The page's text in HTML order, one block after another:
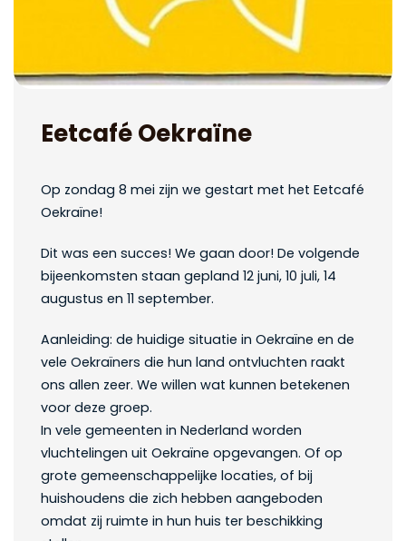
Eetcafé Oekraïne
Op zondag 8 mei zijn we gestart met het Eetcafé
Oekraïne!
Dit was een succes! We gaan door! De volgende
bijeenkomsten staan gepland 12 juni, 10 juli, 14
augustus en 11 september.
Aanleiding: de huidige situatie in Oekraïne en de
vele Oekraïners die hun land ontvluchten raakt
ons allen zeer. We willen wat kunnen betekenen
voor deze groep.
In vele gemeenten in Nederland worden
vluchtelingen uit Oekraïne opgevangen. Of op
grote gemeenschappelijke locaties, of bij
huishoudens die zich hebben aangeboden
omdat zij ruimte in hun huis ter beschikking